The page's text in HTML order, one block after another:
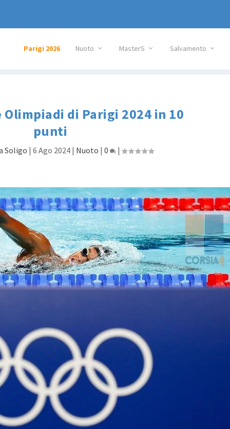
Parigi 2026 Nuoto MasterS Salvamento
di Parigi 2024 in 10
punti
Soligo | 6 Ago 2024| Nuoto | 0 |